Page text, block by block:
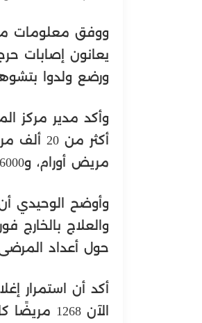
ووفق معلومات
يعانون إصابات
ورضع ولدوا
وأكد مدير مركز
مريض أورام، و6000 جريح، منهم 440 حالة حرجة جدًا وطارئة.
وأوضح الوحيدي
والعلاج بالخارج
حول أعداد
أكد أن استمرار
الآن